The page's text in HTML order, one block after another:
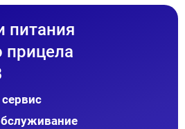
питания
прицела